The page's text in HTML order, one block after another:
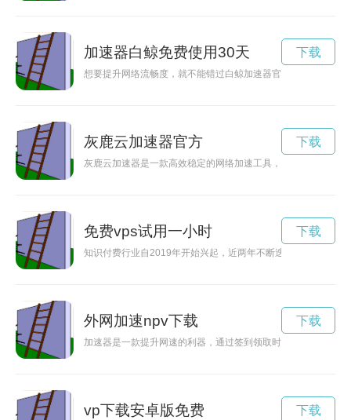
加速器白鲸免费使用30天
想要提升网络流畅度，就不能错过白鲸加速器官方版。本文将
下载
灰鹿云加速器官方
灰鹿云加速器是一款高效稳定的网络加速工具，通过官网进行
下载
免费vps试用一小时
知识付费行业自2019年开始兴起，近两年不断迭代创新，而
下载
外网加速npv下载
加速器是一款提升网速的利器，通过签到领取时长可以加速网
下载
vp下载安卓版免费 下载